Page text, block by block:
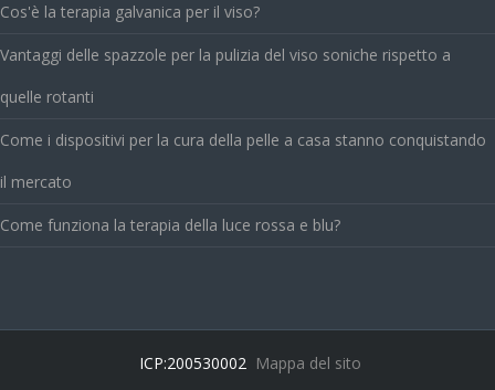
Cos'è la terapia galvanica per il viso?
Vantaggi delle spazzole per la pulizia del viso soniche rispetto a
quelle rotanti
Come i dispositivi per la cura della pelle a casa stanno conquistando
il mercato
Come funziona la terapia della luce rossa e blu?
ICP:200530002 Mappa del sito